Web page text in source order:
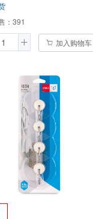
： 391
加入购物车